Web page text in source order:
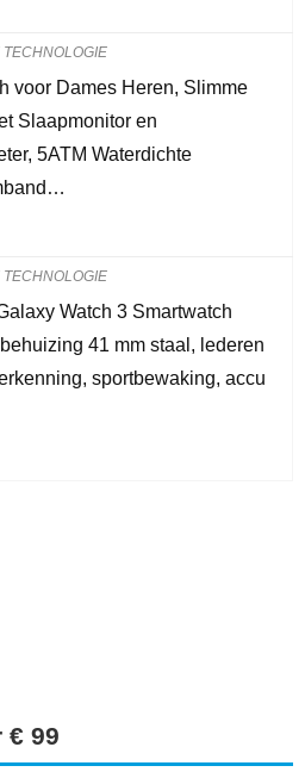
voor Dames Heren, Slimme
Slaapmonitor en
5ATM Waterdichte
Watch 3 Smartwatch
41 mm staal, lederen
sportbewaking, accu
€ 99